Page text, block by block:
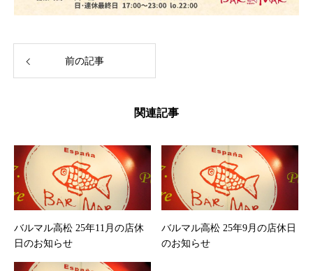
前の記事
関連記事
バルマル高松 25年11月の店休
日のお知らせ
バルマル高松 25年9月の店休日
のお知らせ